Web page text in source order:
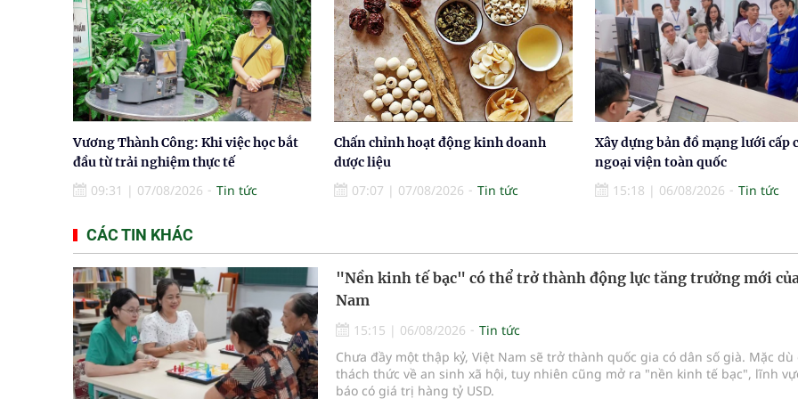
Vương Thành Công: Khi việc học bắt
đầu từ trải nghiệm thực tế
09:31 | 07/08/2026 Tin tức
Chấn chỉnh hoạt động kinh doanh
dược liệu
07:07 | 07/08/2026 Tin tức
Xây dựng bản đồ mạng lưới cấp
ngoại viện toàn quốc
15:18 | 06/08/2026 Tin tức
CÁC TIN KHÁC
"Nền kinh tế bạc" có thể trở thành động lực tăng trưởng mới
Nam
15:15 | 06/08/2026
Tin tức
Chưa đầy một thập kỷ, Việt Nam sẽ trở thành quốc gia có dân số già. Mặc dù
thách thức về an sinh xã hội, tuy nhiên cũng mở ra "nền kinh tế bạc", lĩnh
báo có giá trị hàng tỷ USD.